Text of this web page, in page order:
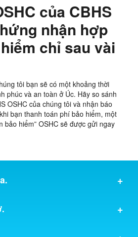
của CBHS
nhận hợp
chỉ sau vài
tôi bạn sẽ có một khoảng thời
phúc và an toàn ở Úc. Hãy so sánh
OSHC của chúng tôi và nhận báo
bạn thanh toán phí bảo hiểm, một
bảo hiểm” OSHC sẽ được gửi ngay